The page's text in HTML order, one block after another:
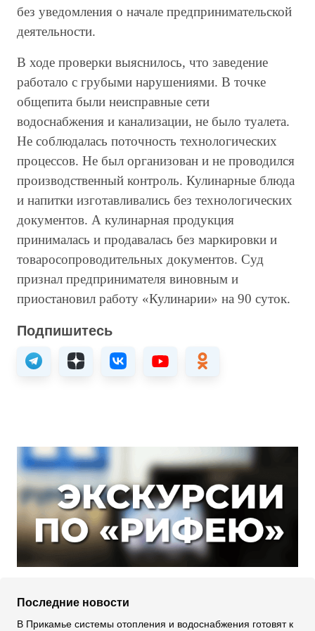
без уведомления о начале предпринимательской
деятельности.
В ходе проверки выяснилось, что заведение
работало с грубыми нарушениями. В точке
общепита были неисправные сети
водоснабжения и канализации, не было туалета.
Не соблюдалась поточность технологических
процессов. Не был организован и не проводился
производственный контроль. Кулинарные блюда
и напитки изготавливались без технологических
документов. А кулинарная продукция
принималась и продавалась без маркировки и
товаросопроводительных документов. Суд
признал предпринимателя виновным и
приостановил работу «Кулинарии» на 90 суток.
Подпишитесь
Последние новости
В Прикамье системы отопления и водоснабжения готовят к